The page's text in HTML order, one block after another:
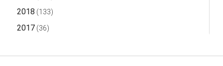
2018 (133)
2017(36)